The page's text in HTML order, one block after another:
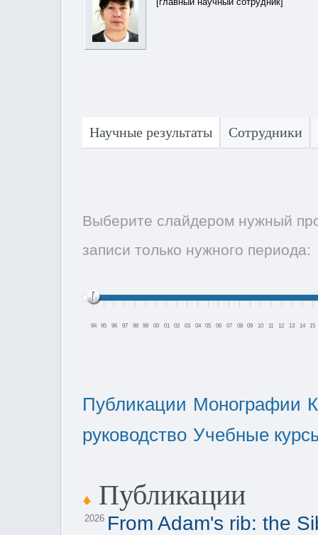
Научные результаты Сотрудники
Выберите слайдером нужный
записи только нужного периода:
94 95 96 97 98 99 00 01 02 03 04 05 06 07 08 09 10 11 12 13 14 15
Публикации Монографии
руководство Учебные
Публикации
2026 From Adam's rib: the